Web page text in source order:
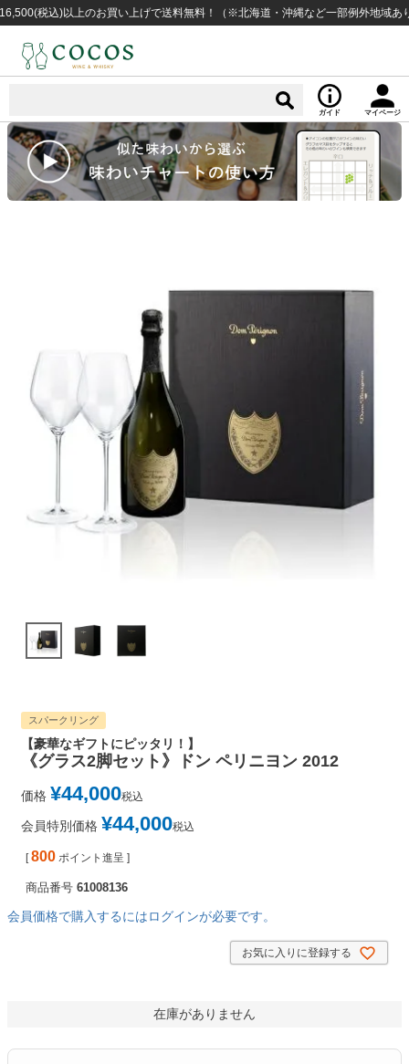
)以上のお買い上げで送料無料！（※北海道・沖縄など一部例外地域あり）
ガイド マイページ
スパークリング
【豪華なギフトにピッタリ！】
《グラス2脚セット》ドン ペリニヨン 2012
価格 ¥44,000税込
会員特別価格 ¥44,000税込
[ 800 ポイント進呈 ]
商品番号 61008136
会員価格で購入するにはログインが必要です。
お気に入りに登録する
在庫がありません